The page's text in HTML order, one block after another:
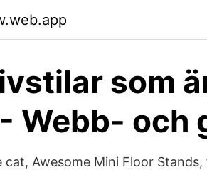
som
Webb- och
cat, Awesome Mini Floor